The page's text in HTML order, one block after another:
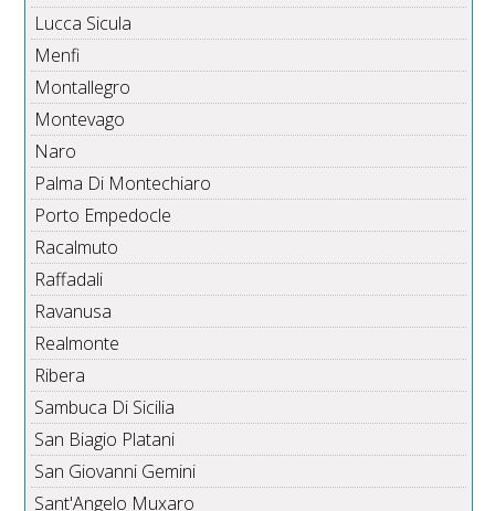
Lucca Sicula
Menfi
Montallegro
Montevago
Naro
Palma Di Montechiaro
Porto Empedocle
Racalmuto
Raffadali
Ravanusa
Realmonte
Ribera
Sambuca Di Sicilia
San Biagio Platani
San Giovanni Gemini
Sant'Angelo Muxaro